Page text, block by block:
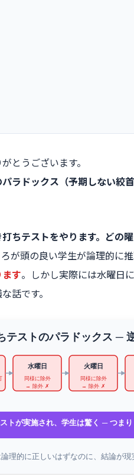
とうございます。
パラドックス（予期しない絞
打ちテストをやります。どの
が頭の良い学生が論理的に推
す。しかし実際には水曜日
話です。